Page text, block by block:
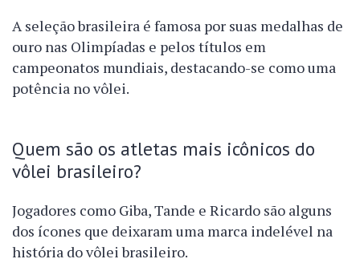
A seleção brasileira é famosa por suas medalhas de
ouro nas Olimpíadas e pelos títulos em
campeonatos mundiais, destacando-se como uma
potência no vôlei.
Quem são os atletas mais icônicos do
vôlei brasileiro?
Jogadores como Giba, Tande e Ricardo são alguns
dos ícones que deixaram uma marca indelével na
história do vôlei brasileiro.